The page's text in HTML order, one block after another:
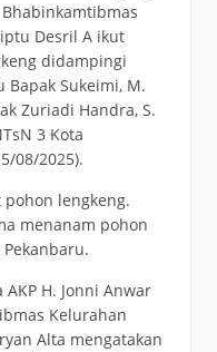
Desril A ikut
didampingi
Bapak Sukeimi, M.
Zuriadi Handra, S.
3 Kota
08/2025).
lengkeng.
menanam pohon
H. Jonni Anwar
Kelurahan
Alta mengatakan